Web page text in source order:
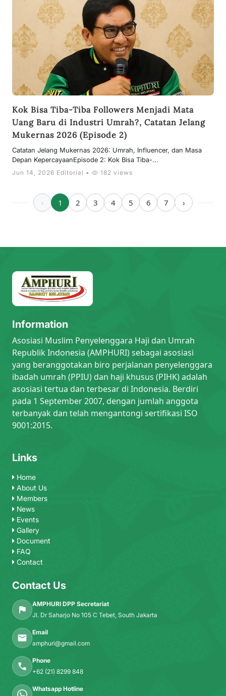
Kok Bisa Tiba-Tiba Followers Menjadi Mata
Uang Baru di Industri Umrah?, Catatan Jelang
Mukernas 2026 (Episode 2)
Catatan Jelang Mukernas 2026: Umrah, Influencer, dan Masa
Depan KepercayaanEpisode 2: Kok Bisa Tiba-...
Jun 14, 2026 Editorial • 182 views
‹ 1 2 3 4 5 6 7 ›
Information
Asosiasi Muslim Penyelenggara Haji dan Umrah
Republik Indonesia (AMPHURI) sebagai asosiasi
yang beranggotakan biro perjalanan penyelenggara
ibadah umrah (PPIU) dan haji khusus (PIHK) adalah
asosiasi tertua dan terbesar di Indonesia. Berdiri
pada 1 September 2007, dengan jumlah anggota
terbanyak dan telah mengantongi sertifikasi ISO
9001:2015.
Links
Home
About Us
Members
News
Events
Gallery
Document
FAQ
Contact
Contact Us
AMPHURI DPP Secretariat
Jl. Dr Saharjo No 105 C Tebet, South Jakarta
Email
amphuri@gmail.com
Phone
+62 (21) 8299 848
Whatsapp Hotline